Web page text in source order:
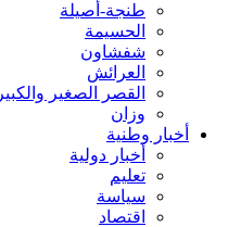
طنجة-أصيلة
الحسيمة
شفشاون
العرائش
القصر الصغير والكبير
وزان
أخبار وطنية
أخبار دولية
تعليم
سياسة
اقتصاد